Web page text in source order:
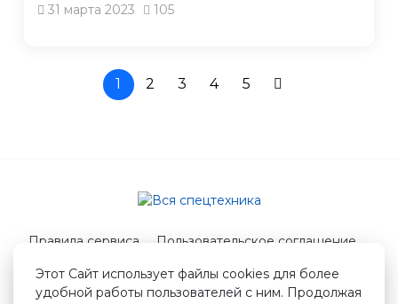
31 марта 2023
105
1 2 3 4 5
Этот Сайт использует файлы cookies для более
удобной работы пользователей с ним. Продолжая
Правила сервиса
Пользовательское соглашение
© 2026 Вся спецтехника